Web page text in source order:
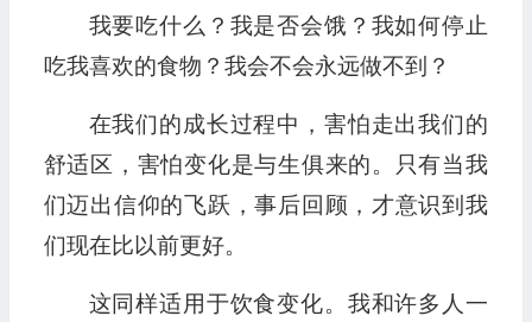
我要吃什么？我是否会饿？我如何停止
吃我喜欢的食物？我会不会永远做不到？
在我们的成长过程中，害怕走出我们的
舒适区，害怕变化是与生俱来的。只有当我
们迈出信仰的飞跃，事后回顾，才意识到我
们现在比以前更好。
这同样适用于饮食变化。我和许多人一